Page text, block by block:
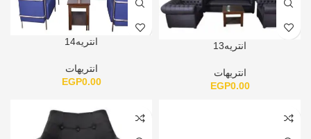
انتريه13
انتريهات
EGP0.00
انتريه14
انتريهات
EGP0.00